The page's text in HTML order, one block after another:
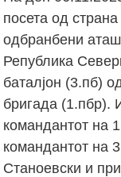
посета од
одбранбени
Република
баталјон (3.пб)
бригада (1.пбр).
командантот на
командантот на
Станоевски и